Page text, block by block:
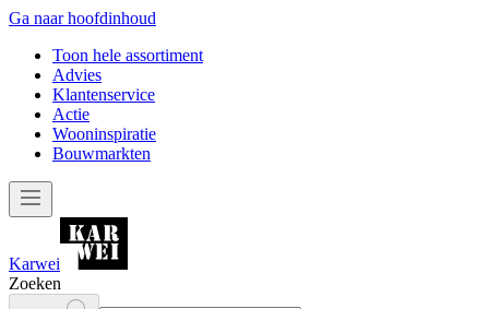
Ga naar hoofdinhoud
Toon hele assortiment
Advies
Klantenservice
Actie
Wooninspiratie
Bouwmarkten
Karwei
Zoeken